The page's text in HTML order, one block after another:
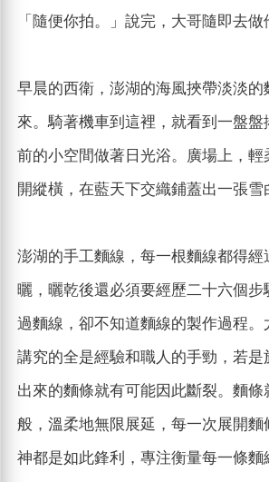
「隨便你拍。」說完，大哥隨即去做
早晨的西衛，澎湖的海風挾帶淡淡的
來。騎著機車到這裡，就看到一盤
前的小空間做著日光浴。廣場上，輕
開縱橫，在藍天下交織鋪蓋出一張雪
澎湖的手工麵線，每一根麵線都得經
曬，曬乾後還必須要經歷二十六個
過麵線，卻不知道麵線的製作過程。
講究的全是經驗和職人的手勁，若是
出來的麵條就有可能因此斷裂。麵
般，溫柔地無限展延，每一次展開麵
神都是如此鋒利，專注衡量每一條麵